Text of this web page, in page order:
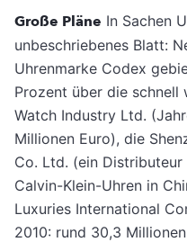
Große Pläne In Sachen
unbeschriebenes Blatt:
Uhrenmarke Codex
Prozent über die schnell
Watch Industry Ltd.
Millionen Euro), die
Co. Ltd. (ein
Calvin-Klein-Uhren in
Luxuries International
2010: rund 30,3